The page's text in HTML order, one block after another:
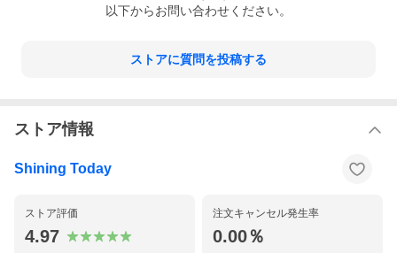
以下からお問い合わせください。
ストアに質問を投稿する
ストア情報
Shining Today
ストア評価
4.97
注文キャンセル発生率
0.00％